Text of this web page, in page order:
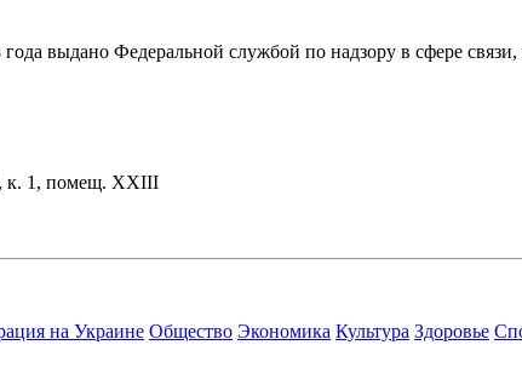
выдано Федеральной службой по надзору в сфере
к. 1, помещ. XXIII
на Украине Общество Экономика Культура Здоровье